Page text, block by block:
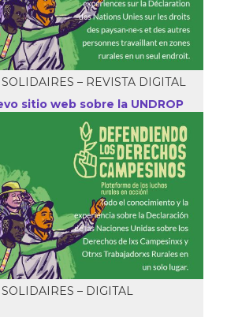
– REVISTA DIGITAL
sitio web sobre la UNDROP
– DIGITAL